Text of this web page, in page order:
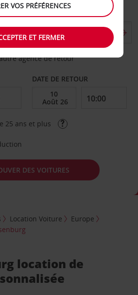
agence de retour
DATE DE RETOUR
25 ans et plus
DES VOITURES
Location Voiture
Europe
location de
VOS PRÉFÉRENCES
ET FERMER